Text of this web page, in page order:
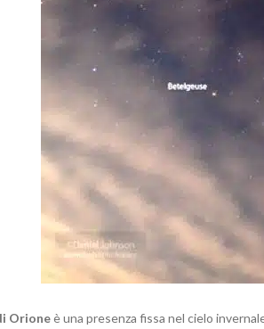
Orioneè una presenza fissa nel cielo